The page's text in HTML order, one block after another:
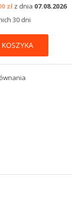
zł z dnia 07.08.2026
30 dni